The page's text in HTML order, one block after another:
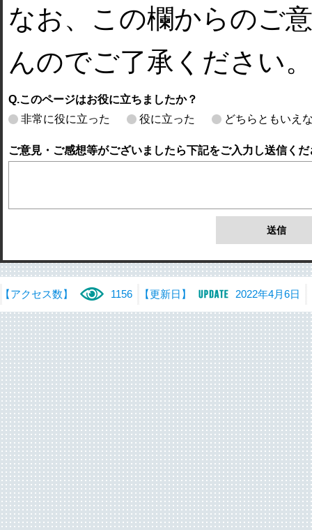
なお、この欄からのご
んのでご了承ください。
Q.このページはお役に立ちましたか？
非常に役に立った
役に立った どちらともいえ
ご意見・ご感想等がございましたら下記をご入力し送信くだ
【アクセス数】 1156 【更新日】 2022年4月6日